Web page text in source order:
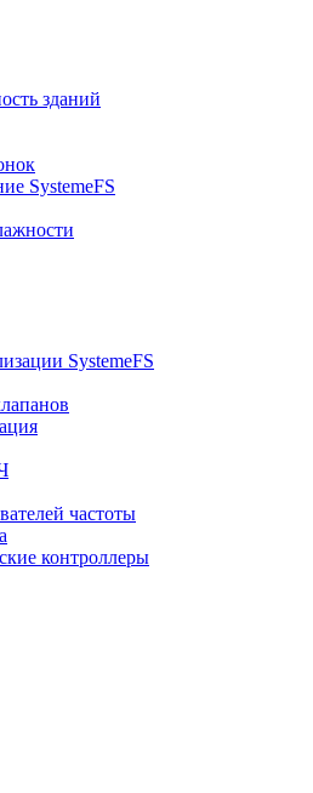
зданий
SystemeFS
SystemeFS
частоты
контроллеры